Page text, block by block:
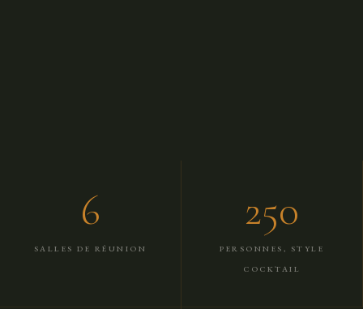
6
SALLES DE RÉUNION
250
PERSONNES, STYLE
COCKTAIL